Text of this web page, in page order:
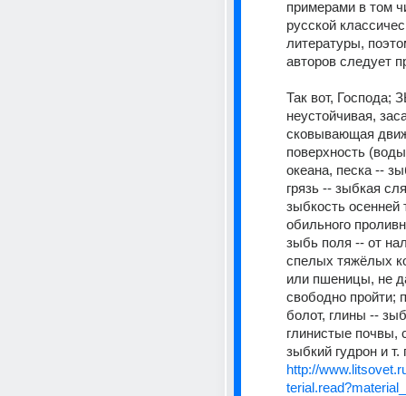
примерами в том
русской
литературы,
авторов следует
Так вот, Господа;
неустойчивая,
сковывающая
поверхность
океана, песка --
грязь -- зыбкая
зыбкость осенней
обильного
зыбь поля -- от
спелых тяжёлых
или пшеницы, не
свободно пройти;
болот, глины --
глинистые почвы,
зыбкий гудрон и т.
http://